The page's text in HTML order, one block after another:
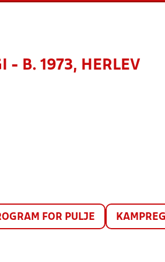
- B. 1973, HERLEV
FOR PULJE